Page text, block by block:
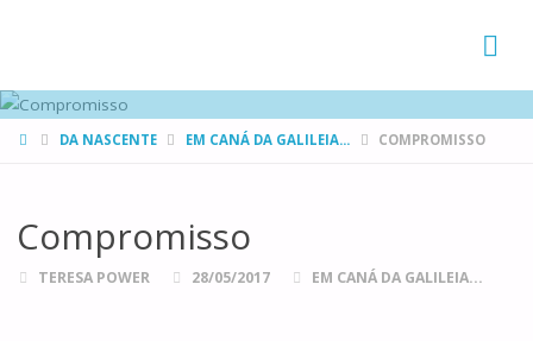
HOMEDA NASCENTE EM CANÁ DA GALILEIA... COMPROMISSO
Compromisso
TERESA POWER 28/05/2017 EM CANÁ DA GALILEIA...